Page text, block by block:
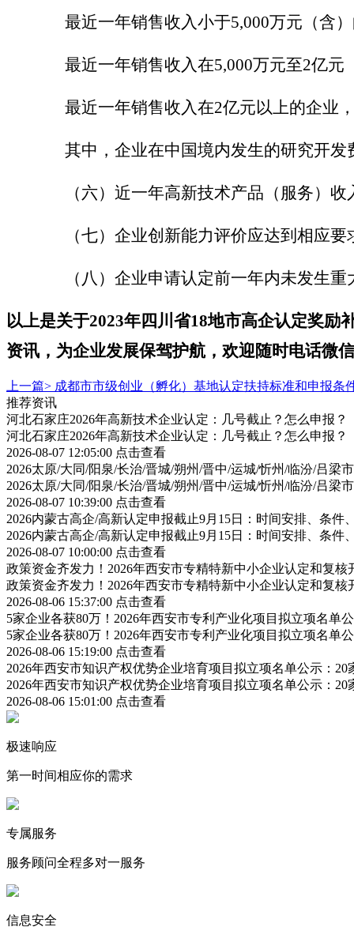
最近一年销售收入小于5,000万元（含
最近一年销售收入在5,000万元至2亿元
最近一年销售收入在2亿元以上的企业
其中，企业在中国境内发生的研究开发
（六）近一年高新技术产品（服务）收
（七）企业创新能力评价应达到相应要
（八）企业申请认定前一年内未发生重
以上是关于2023年四川 省18地市高企认定奖励
资讯，为企业发展保驾护航， 欢迎随时电话微信
上一篇> 成都市市级创业（孵化）基地认定扶持标准和申报条
推荐资讯
河北石家庄2026年高新技术企业认定：几号截止？怎么申报？
河北石家庄2026年高新技术企业认定：几号截止？怎么申报？
2026-08-07 12:05:00 点击查看
2026太原/大同/阳泉/长治/晋城/朔州/晋中/运城/忻州/临汾/吕梁
2026太原/大同/阳泉/长治/晋城/朔州/晋中/运城/忻州/临汾/吕梁
2026-08-07 10:39:00 点击查看
2026内蒙古高企/高新认定申报截止9月15日：时间安排、条件
2026内蒙古高企/高新认定申报截止9月15日：时间安排、条件
2026-08-07 10:00:00 点击查看
政策资金齐发力！2026年西安市专精特新中小企业认定和复
政策资金齐发力！2026年西安市专精特新中小企业认定和复
2026-08-06 15:37:00 点击查看
5家企业各获80万！2026年西安市专利产业化项目拟立项名单
5家企业各获80万！2026年西安市专利产业化项目拟立项名单
2026-08-06 15:19:00 点击查看
2026年西安市知识产权优势企业培育项目拟立项名单公示：
2026年西安市知识产权优势企业培育项目拟立项名单公示：
2026-08-06 15:01:00 点击查看
极速响应
第一时间相应你的需求
专属服务
服务顾问全程多对一服务
信息安全